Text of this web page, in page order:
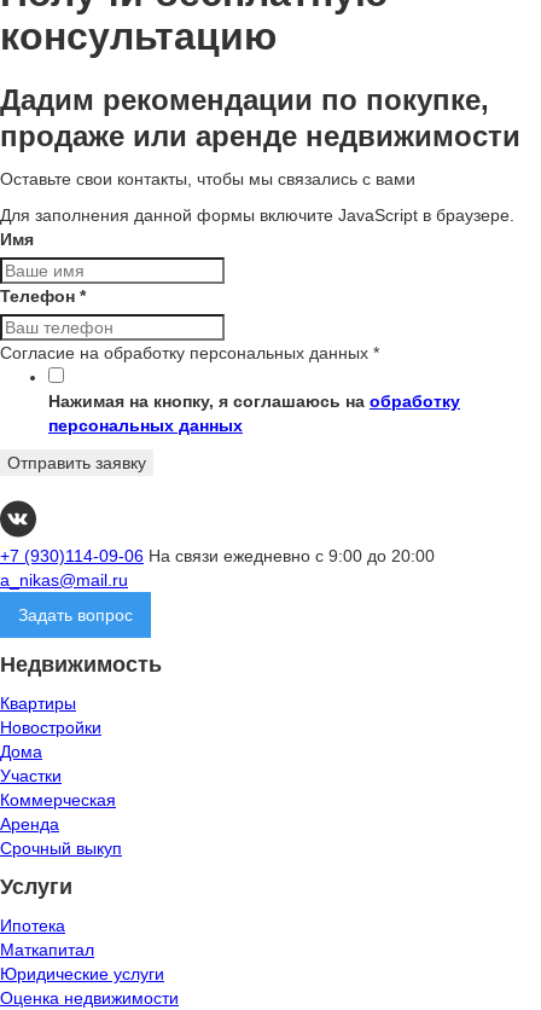
консультацию
Дадим рекомендации по покупке,
продаже или аренде недвижимости
Оставьте свои контакты, чтобы мы связались с вами
Для заполнения данной формы включите JavaScript в браузере.
Имя
Телефон *
Согласие на обработку персональных данных *
Нажимая на кнопку, я соглашаюсь на обработку
персональных данных
Отправить заявку
+7 (930)114-09-06 На связи ежедневно с 9:00 до 20:00
a_nikas@mail.ru
Задать вопрос
Недвижимость
Квартиры
Новостройки
Дома
Участки
Коммерческая
Аренда
Срочный выкуп
Услуги
Ипотека
Маткапитал
Юридические услуги
Оценка недвижимости